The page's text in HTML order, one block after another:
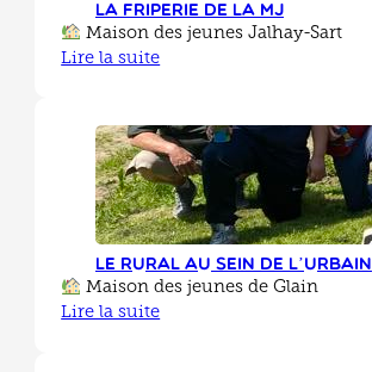
La friperie de la MJ
Maison des jeunes Jalhay-Sart
Lire la suite
Le rural au sein de l’urbain
Maison des jeunes de Glain
Lire la suite